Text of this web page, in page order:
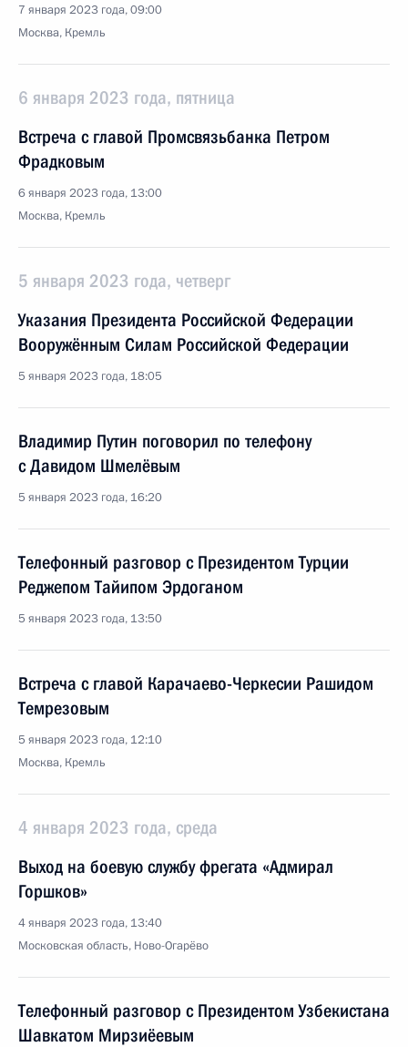
7 января 2023 года, 09:00
Москва, Кремль
6 января 2023 года, пятница
Встреча с главой Промсвязьбанка Петром
Фрадковым
6 января 2023 года, 13:00
Москва, Кремль
5 января 2023 года, четверг
Указания Президента Российской Федерации
Вооружённым Силам Российской Федерации
5 января 2023 года, 18:05
Владимир Путин поговорил по телефону
с Давидом Шмелёвым
5 января 2023 года, 16:20
Телефонный разговор с Президентом Турции
Реджепом Тайипом Эрдоганом
5 января 2023 года, 13:50
Встреча с главой Карачаево-Черкесии Рашидом
Темрезовым
5 января 2023 года, 12:10
Москва, Кремль
4 января 2023 года, среда
Выход на боевую службу фрегата «Адмирал
Горшков»
4 января 2023 года, 13:40
Московская область, Ново-Огарёво
Телефонный разговор с Президентом Узбекистана
Шавкатом Мирзиёевым